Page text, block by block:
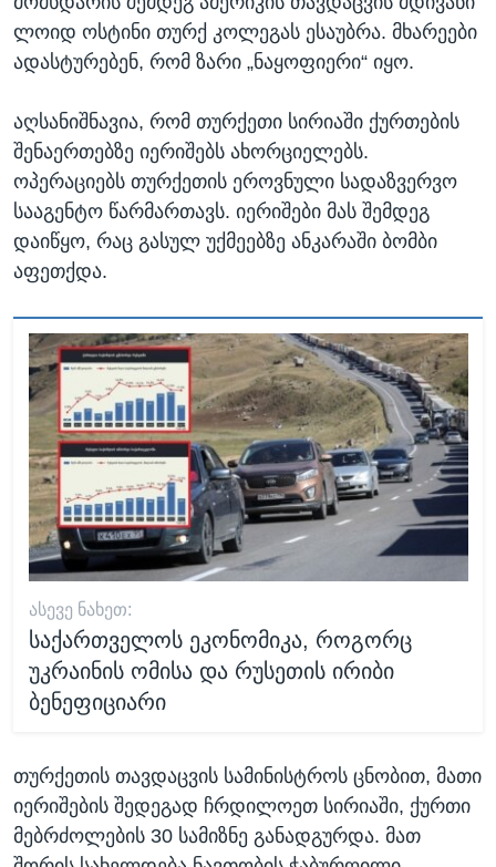
ლოიდ ოსტინი თურქ კოლეგას ესაუბრა. მხარეები
ადასტურებენ, რომ ზარი „ნაყოფიერი“ იყო.
აღსანიშნავია, რომ თურქეთი სირიაში ქურთების
შენაერთებზე იერიშებს ახორციელებს.
ოპერაციებს თურქეთის ეროვნული სადაზვერვო
სააგენტო წარმართავს. იერიშები მას შემდეგ
დაიწყო, რაც გასულ უქმეებზე ანკარაში ბომბი
აფეთქდა.
ᲐᲡᲔᲕᲔ ᲜᲐᲮᲔᲗ:
საქართველოს ეკონომიკა, როგორც
უკრაინის ომისა და რუსეთის ირიბი
ბენეფიციარი
თურქეთის თავდაცვის სამინისტროს ცნობით, მათი
იერიშების შედეგად ჩრდილოეთ სირიაში, ქურთი
მებრძოლების 30 სამიზნე განადგურდა. მათ